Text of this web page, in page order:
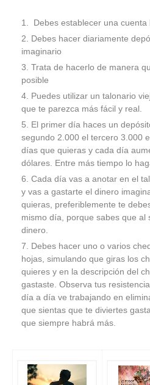
Debes establecer una
Debes hacer diariamente
imaginario
Trata de hacerlo de manera
posible
Puedes utilizar un talonario
que te parezca más fácil y real.
El primer día haces un
segundo 2.000 el tercero 3.000
días que quieras y cada día
dólares. Entre más tiempo lo
Cada día vas a anotar en el
y vas a gastarte el dinero
quieras, preferiblemente te
mismo día, porque sabes que
dinero.
Debes hacer uno o varios
hojas, simulando que giras los
quieres y en la descripción del
gastaste. Observa tus
día a día ve trabajando en
que sientas que te diviertes
que siempre habrá más.